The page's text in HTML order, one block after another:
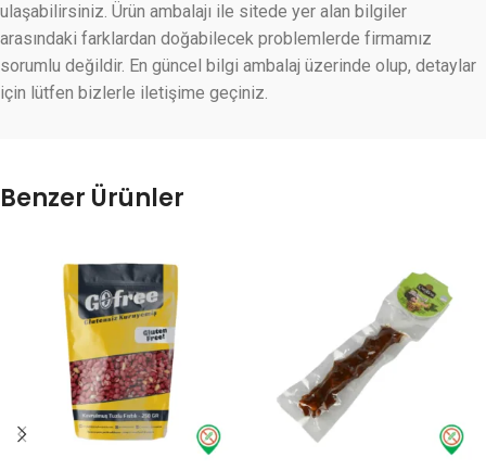
ulaşabilirsiniz. Ürün ambalajı ile sitede yer alan bilgiler
arasındaki farklardan doğabilecek problemlerde firmamız
sorumlu değildir. En güncel bilgi ambalaj üzerinde olup, detaylar
için lütfen bizlerle iletişime geçiniz.
Benzer Ürünler